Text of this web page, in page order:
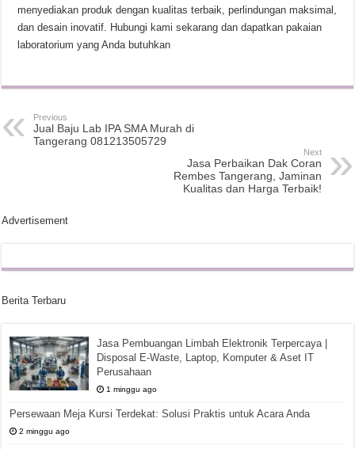
menyediakan produk dengan kualitas terbaik, perlindungan maksimal,
dan desain inovatif. Hubungi kami sekarang dan dapatkan pakaian
laboratorium yang Anda butuhkan
Previous
Jual Baju Lab IPA SMA Murah di
Tangerang 081213505729
Next
Jasa Perbaikan Dak Coran
Rembes Tangerang, Jaminan
Kualitas dan Harga Terbaik!
Advertisement
Berita Terbaru
Jasa Pembuangan Limbah Elektronik Terpercaya |
Disposal E-Waste, Laptop, Komputer & Aset IT
Perusahaan
1 minggu ago
Persewaan Meja Kursi Terdekat: Solusi Praktis untuk Acara Anda
2 minggu ago